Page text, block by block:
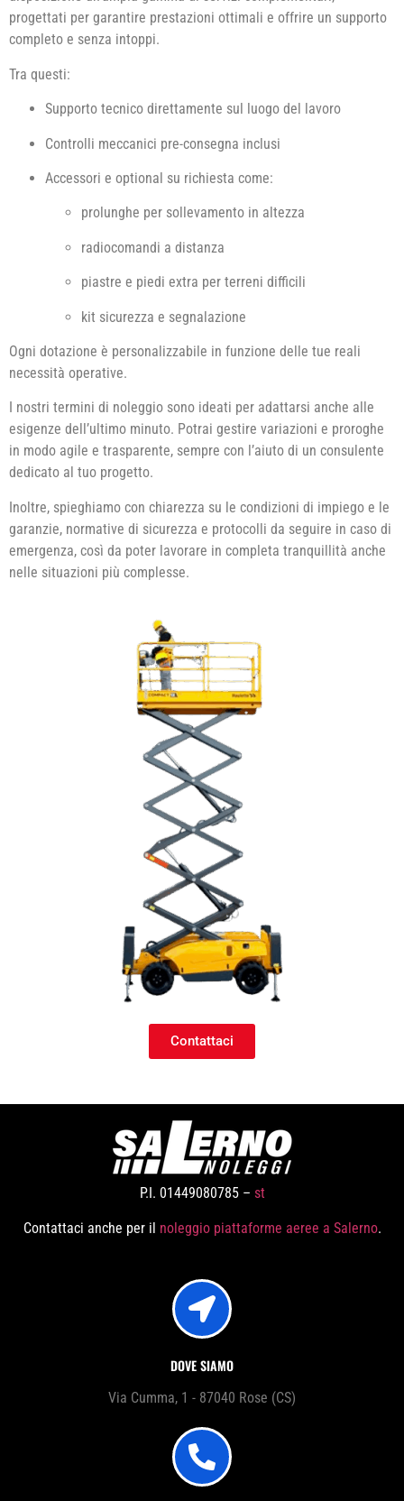
progettati per garantire prestazioni ottimali e offrire un supporto
completo e senza intoppi.
Tra questi:
Supporto tecnico direttamente sul luogo del lavoro
Controlli meccanici pre-consegna inclusi
Accessori e optional su richiesta come:
prolunghe per sollevamento in altezza
radiocomandi a distanza
piastre e piedi extra per terreni difficili
kit sicurezza e segnalazione
Ogni dotazione è personalizzabile in funzione delle tue reali
necessità operative.
I nostri termini di noleggio sono ideati per adattarsi anche alle
esigenze dell’ultimo minuto. Potrai gestire variazioni e proroghe
in modo agile e trasparente, sempre con l’aiuto di un consulente
dedicato al tuo progetto.
Inoltre, spieghiamo con chiarezza su le condizioni di impiego e le
garanzie, normative di sicurezza e protocolli da seguire in caso di
emergenza, così da poter lavorare in completa tranquillità anche
nelle situazioni più complesse.
Contattaci
P.I. 01449080785 – st
Contattaci anche per il noleggio piattaforme aeree a Salerno.
DOVE SIAMO
Via Cumma, 1 - 87040 Rose (CS)